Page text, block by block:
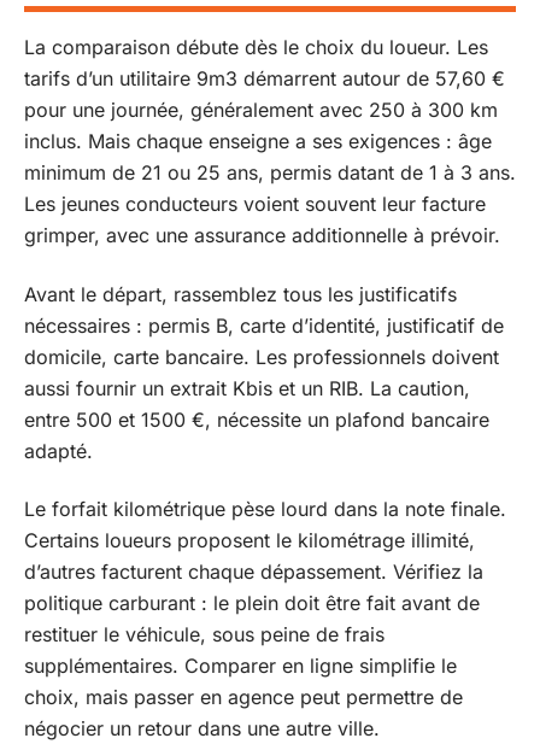
La comparaison débute dès le choix du loueur. Les
tarifs d’un utilitaire 9m3 démarrent autour de 57,60 €
pour une journée, généralement avec 250 à 300 km
inclus. Mais chaque enseigne a ses exigences : âge
minimum de 21 ou 25 ans, permis datant de 1 à 3 ans.
Les jeunes conducteurs voient souvent leur facture
grimper, avec une assurance additionnelle à prévoir.
Avant le départ, rassemblez tous les justificatifs
nécessaires : permis B, carte d’identité, justificatif de
domicile, carte bancaire. Les professionnels doivent
aussi fournir un extrait Kbis et un RIB. La caution,
entre 500 et 1500 €, nécessite un plafond bancaire
adapté.
Le forfait kilométrique pèse lourd dans la note finale.
Certains loueurs proposent le kilométrage illimité,
d’autres facturent chaque dépassement. Vérifiez la
politique carburant : le plein doit être fait avant de
restituer le véhicule, sous peine de frais
supplémentaires. Comparer en ligne simplifie le
choix, mais passer en agence peut permettre de
négocier un retour dans une autre ville.